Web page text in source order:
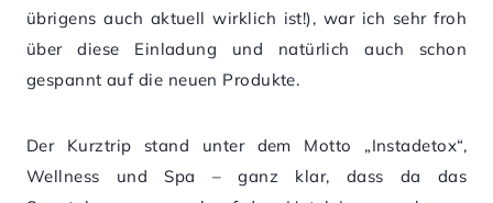
übrigens auch aktuell wirklich ist!), war ich sehr froh
über diese Einladung und natürlich auch schon
gespannt auf die neuen Produkte.
Der Kurztrip stand unter dem Motto „Instadetox“,
Wellness und Spa – ganz klar, dass da das